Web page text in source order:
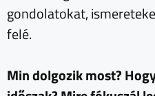
gondolatokat,
felé.
Min dolgozik most?